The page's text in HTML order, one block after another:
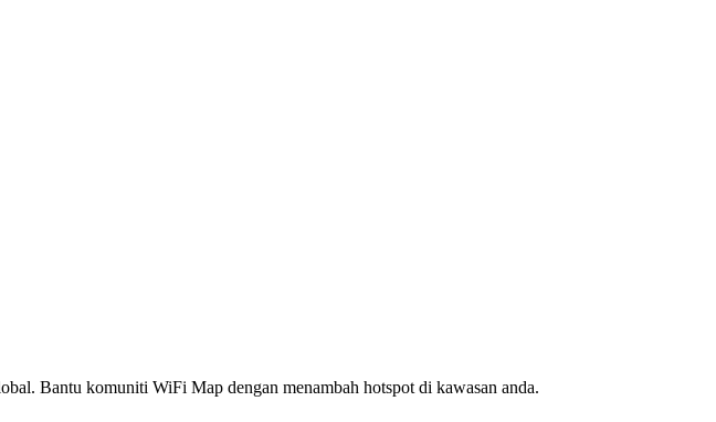
Bantu komuniti WiFi Map dengan menambah hotspot di kawasan anda.